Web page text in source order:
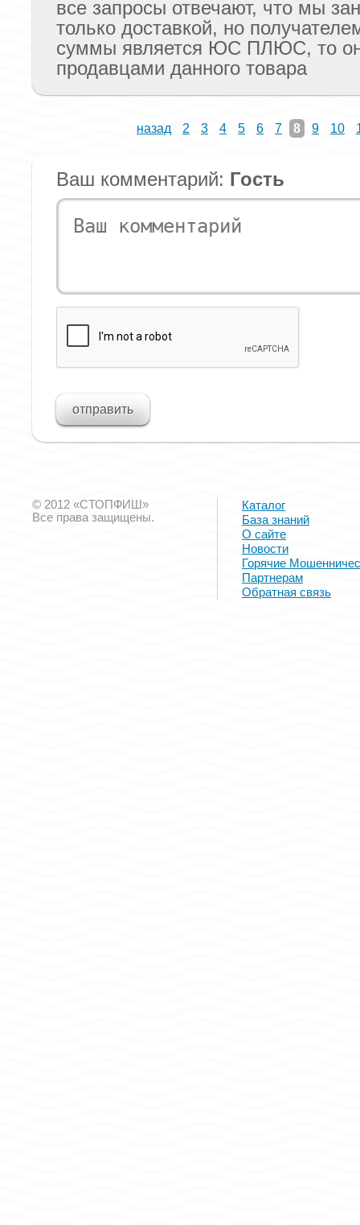
все запросы отвечают, что мы
только доставкой, но
суммы является ЮС ПЛЮС, то
продавцами данного товара
назад 2 3 4 5 6 7 8 9 10
Ваш комментарий: Гость
© 2012 «СТОПФИШ»
Все права защищены.
Каталог
База знаний
О сайте
Новости
Горячие
Партнерам
Обратная связь